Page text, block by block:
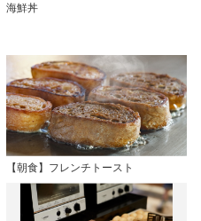
海鮮丼
【朝食】フレンチトースト